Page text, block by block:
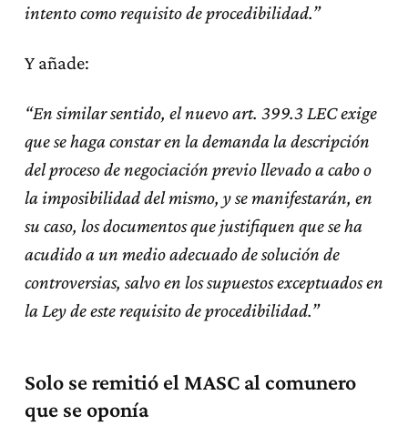
intento como requisito de procedibilidad.”
Y añade:
“En similar sentido, el nuevo art. 399.3 LEC exige
que se haga constar en la demanda la descripción
del proceso de negociación previo llevado a cabo o
la imposibilidad del mismo, y se manifestarán, en
su caso, los documentos que justifiquen que se ha
acudido a un medio adecuado de solución de
controversias, salvo en los supuestos exceptuados en
la Ley de este requisito de procedibilidad.”
Solo se remitió el MASC al comunero
que se oponía